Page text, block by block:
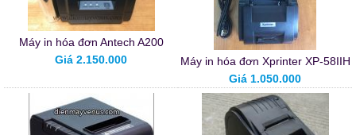
Máy in hóa đơn Antech A200
Giá 2.150.000
Máy in hóa đơn Xprinter XP-58IIH
Giá 1.050.000